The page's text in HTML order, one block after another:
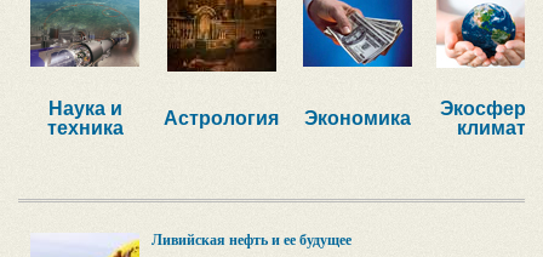
Наука и
техника
Астрология Экономика
Экосфера,
климат
Ливийская нефть и ее будущее